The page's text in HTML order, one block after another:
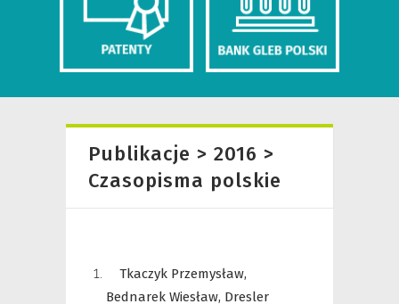
Publikacje > 2016 >
Czasopisma polskie
Tkaczyk Przemysław,
Bednarek Wiesław, Dresler